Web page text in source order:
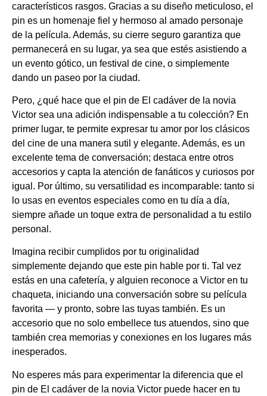
característicos rasgos. Gracias a su diseño meticuloso, el
pin es un homenaje fiel y hermoso al amado personaje
de la película. Además, su cierre seguro garantiza que
permanecerá en su lugar, ya sea que estés asistiendo a
un evento gótico, un festival de cine, o simplemente
dando un paseo por la ciudad.
Pero, ¿qué hace que el pin de El cadáver de la novia
Victor sea una adición indispensable a tu colección? En
primer lugar, te permite expresar tu amor por los clásicos
del cine de una manera sutil y elegante. Además, es un
excelente tema de conversación; destaca entre otros
accesorios y capta la atención de fanáticos y curiosos por
igual. Por último, su versatilidad es incomparable: tanto si
lo usas en eventos especiales como en tu día a día,
siempre añade un toque extra de personalidad a tu estilo
personal.
Imagina recibir cumplidos por tu originalidad
simplemente dejando que este pin hable por ti. Tal vez
estás en una cafetería, y alguien reconoce a Victor en tu
chaqueta, iniciando una conversación sobre su película
favorita — y pronto, sobre las tuyas también. Es un
accesorio que no solo embellece tus atuendos, sino que
también crea memorias y conexiones en los lugares más
inesperados.
No esperes más para experimentar la diferencia que el
pin de El cadáver de la novia Victor puede hacer en tu